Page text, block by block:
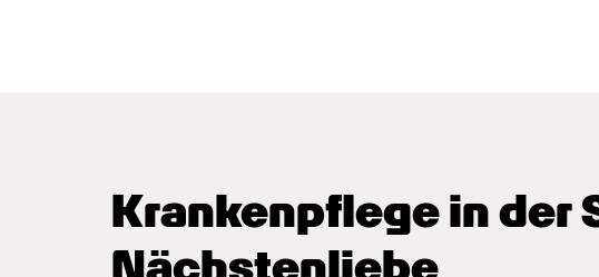
Krankenpflege in der